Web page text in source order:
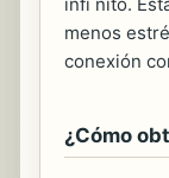
menos
conexión
¿Cómo